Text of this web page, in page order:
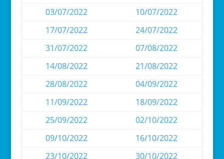
03/07/2022
10/07/2022
17/07/2022
24/07/2022
31/07/2022
07/08/2022
14/08/2022
21/08/2022
28/08/2022
04/09/2022
11/09/2022
18/09/2022
25/09/2022
02/10/2022
09/10/2022
16/10/2022
23/10/2022
30/10/2022